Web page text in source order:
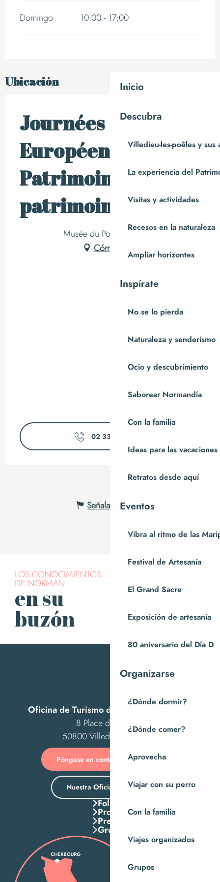
Inicio
Descubra
Villedieu-les-poêles y sus
La experiencia del
Visitas y actividades
Recesos en la naturaleza
Ampliar horizontes
Inspírate
No se lo pierda
Naturaleza y senderismo
Ocio y descubrimiento
Saborear Normandía
Con la familia
Ideas para las vacaciones
Retratos desde aquí
Eventos
Vibra al ritmo de las
Festival de Artesanía
El Grand Sacre
Exposición de artesanía
80 aniversario del Día D
Organizarse
¿Dónde dormir?
¿Dónde comer?
Aprovecha
Viajar con su perro
Con la familia
Viajes organizados
Grupos
Domingo 10:00 - 17:00
Ubicación
Journées
Européennes du
Patrimoine : rallye
patrimoine
Musée du Poiré, Barenton
Cómo llegar
02 33 59 56
Señalar un error
LOS CONOCIMIENTOS
DE NORMAN
en su
buzón
Oficina de Turismo de Villedieu Intercom
8 Place des Costils
50800 Villedieu-les-Poêles
Póngase en contacto con nosotros
Nuestra Oficina de Turismo
Folletos
Pros
Press
Grupos